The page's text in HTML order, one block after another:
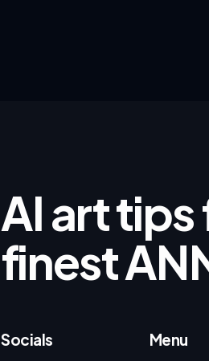
AI art
finest
Socials Menu